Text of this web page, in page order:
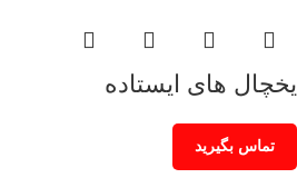
یخچال های ایستاده
تماس بگیرید